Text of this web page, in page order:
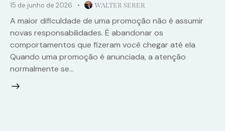
15 de junho de 2026 WALTER SERER
A maior dificuldade de uma promoção não é assumir
novas responsabilidades. É abandonar os
comportamentos que fizeram você chegar até ela
Quando uma promoção é anunciada, a atenção
normalmente se…